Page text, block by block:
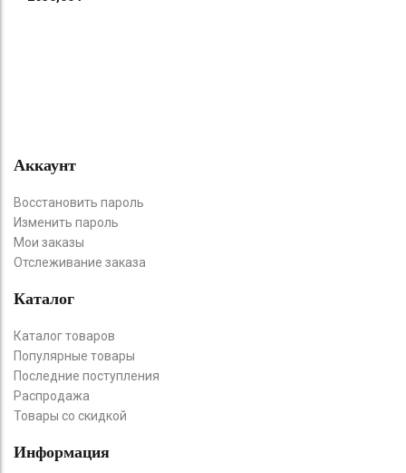
Аккаунт
Восстановить пароль
Изменить пароль
Мои заказы
Отслеживание заказа
Каталог
Каталог товаров
Популярные товары
Последние поступления
Распродажа
Товары со скидкой
Информация